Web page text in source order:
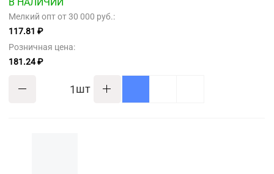
Мелкий опт от 30 000 руб.:
117.81 ₽
Розничная цена:
181.24 ₽
шт